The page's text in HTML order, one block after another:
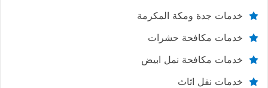
خدمات جدة ومكة المكرمة
خدمات مكافحة حشرات
خدمات مكافحة نمل ابيض
خدمات نقل اثاث